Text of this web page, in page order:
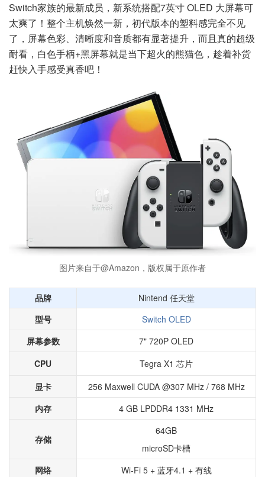
Switch家族的最新成员，新系统搭配7英寸 OLED 大屏幕可
太爽了！整个主机焕然一新，初代版本的塑料感完全不见
了，屏幕色彩、清晰度和音质都有显著提升，而且真的超级
耐看，白色手柄+黑屏幕就是当下超火的熊猫色，趁着补货
赶快入手感受真香吧！
图片来自于@Amazon，版权属于原作者
品牌
Nintend 任天堂
型号
Switch OLED
屏幕参数
7" 720P OLED
CPU
Tegra X1 芯片
显卡
256 Maxwell CUDA @307 MHz / 768 MHz
内存
4 GB LPDDR4 1331 MHz
存储
64GB
microSD卡槽
网络
Wi-Fi 5 + 蓝牙4.1 + 有线